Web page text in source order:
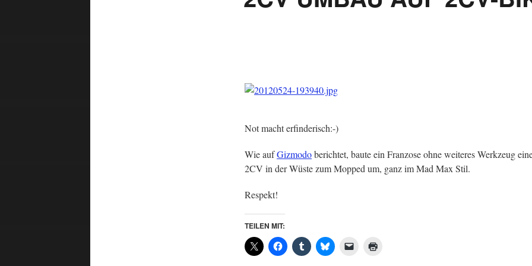
Not macht erfinderisch:-)
Wie aufGizmodoberichtet, baute ein Franzose ohne weiteres Werkzeug
2CV in der Wüste zum Mopped um, ganz im Mad Max Stil.
Respekt!
TEILEN MIT: